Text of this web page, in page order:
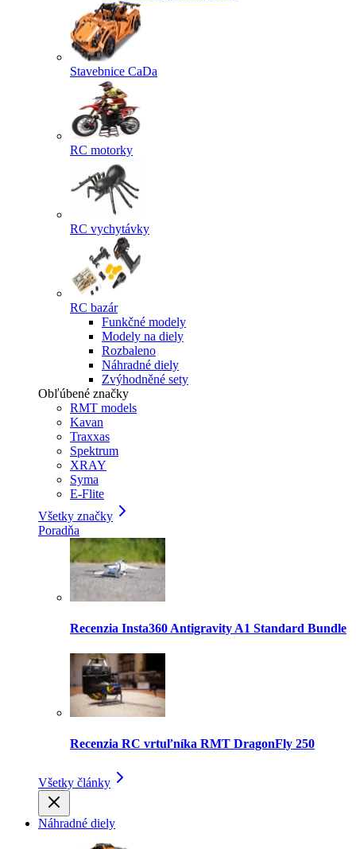
Stavebnice CaDa
RC motorky
RC vychytávky
RC bazár
Funkčné modely
Modely na diely
Rozbaleno
Náhradné diely
Zvýhodněné sety
Obľúbené značky
RMT models
Kavan
Traxxas
Spektrum
XRAY
Syma
E-Flite
Všetky značky
Poradňa
Recenzia Insta360 Antigravity A1 Standard Bundle
Recenzia RC vrtuľníka RMT DragonFly 250
Všetky články
Náhradné diely